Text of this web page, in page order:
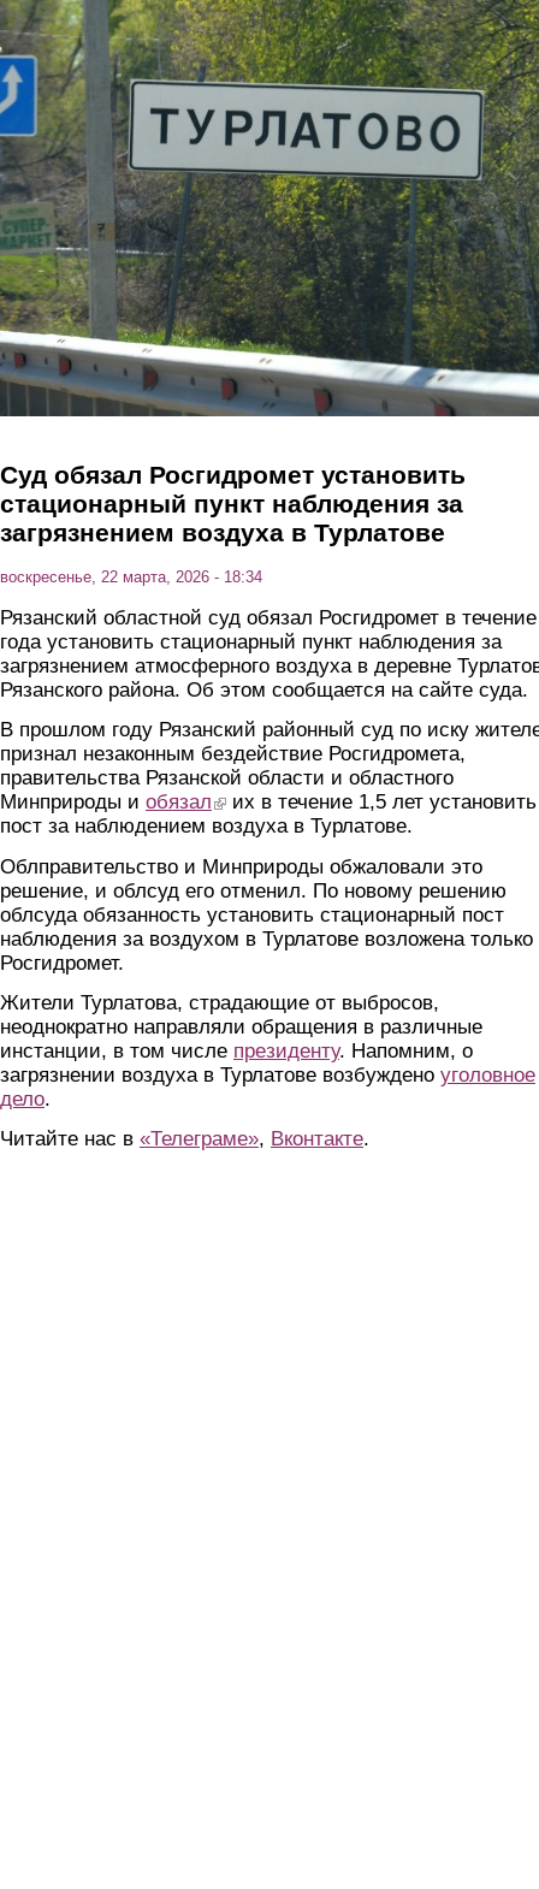
Перейти к основному содержанию
Суд обязал Росгидромет установить
стационарный пункт наблюдения за
загрязнением воздуха в Турлатове
воскресенье, 22 марта, 2026 - 18:34
Рязанский областной суд обязал Росгидромет в течение
года установить стационарный пункт наблюдения за
загрязнением атмосферного воздуха в деревне
Рязанского района. Об этом сообщается на сайте суда.
В прошлом году Рязанский районный суд по иску
признал незаконным бездействие Росгидромета,
правительства Рязанской области и областного
Минприроды и обязал (link is external)
их в течение 1,5 лет установить
пост за наблюдением воздуха в Турлатове.
Облправительство и Минприроды обжаловали это
решение, и облсуд его отменил. По новому решению
облсуда обязанность установить стационарный пост
наблюдения за воздухом в Турлатове возложена только
Росгидромет.
Жители Турлатова, страдающие от выбросов,
неоднократно направляли обращения в различные
инстанции, в том числе президенту. Напомним, о
загрязнении воздуха в Турлатове возбуждено уголовное
дело.
Читайте нас в «Телеграме», Вконтакте.